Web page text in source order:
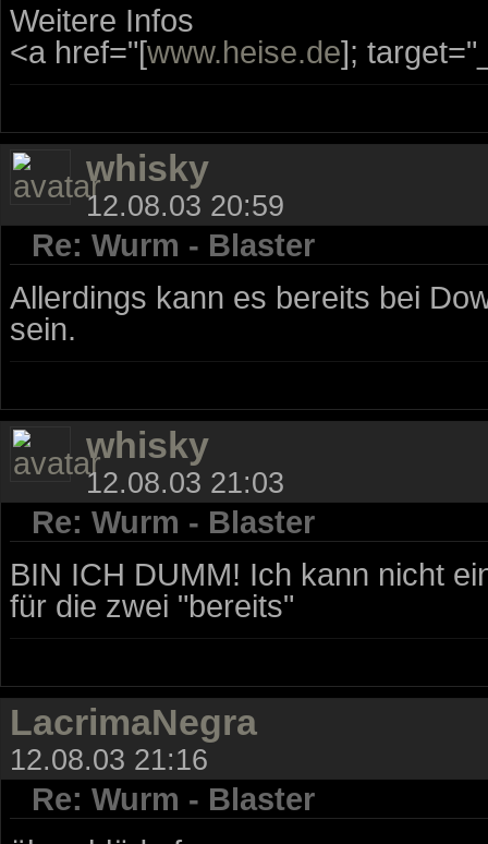
Weitere Infos
<a href="[www.heise.de];
whisky
12.08.03 20:59
Re: Wurm - Blaster
Allerdings kann es bereits bei
sein.
whisky
12.08.03 21:03
Re: Wurm - Blaster
BIN ICH DUMM! Ich kann nicht
für die zwei "bereits"
LacrimaNegra
12.08.03 21:16
Re: Wurm - Blaster